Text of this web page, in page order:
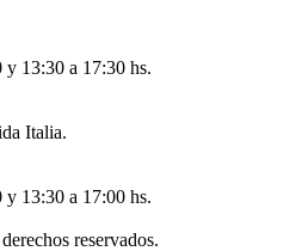
y 13:30 a 17:30 hs.
Italia.
y 13:30 a 17:00 hs.
reservados.